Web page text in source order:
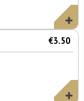
€3.50